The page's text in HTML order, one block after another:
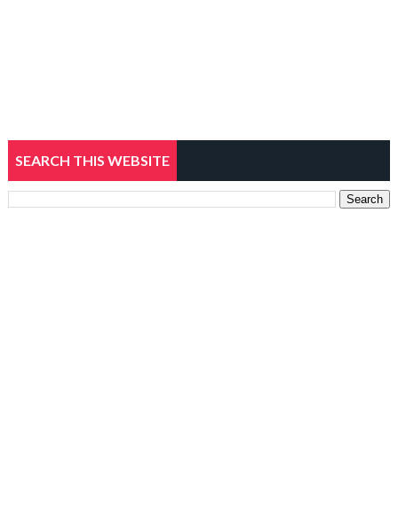
SEARCH THIS WEBSITE